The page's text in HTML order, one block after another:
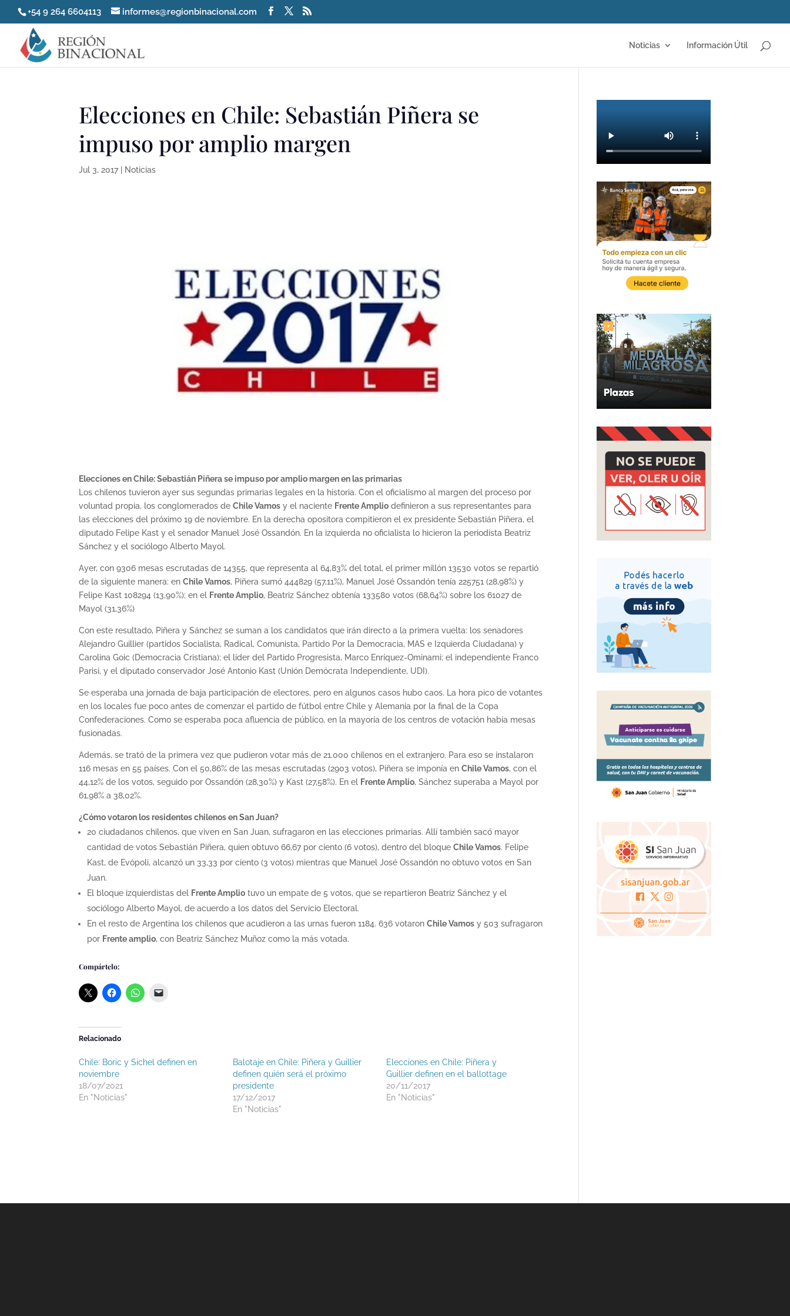
+54 9 264 6604113 informes@regionbinacional.com
Noticias Información Útil
Elecciones en Chile: Sebastián Piñera se
impuso por amplio margen
Jul 3, 2017| Noticias
Elecciones en Chile: Sebastián Piñera se impuso por amplio margen en las primarias
Los chilenos tuvieron ayer sus segundas primarias legales en la historia. Con el oficialismo al margen del proceso por
voluntad propia, los conglomerados deChile Vamos y el naciente Frente Amplio definieron a sus representantes para
las elecciones del próximo 19 de noviembre. En la derecha opositora compitieron el ex presidente Sebastián Piñera, el
diputado Felipe Kast y el senador Manuel José Ossandón. En la izquierda no oficialista lo hicieron la periodista Beatriz
Sánchez y el sociólogo Alberto Mayol.
Ayer, con 9306 mesas escrutadas de 14355, que representa al 64,83% del total, el primer millón 13530 votos se repartió
de la siguiente manera: enChile Vamos, Piñera sumó 444829 (57,11%), Manuel José Ossandón tenía 225751 (28,98%) y
Felipe Kast 108294 (13,90%); en el Frente Amplio, Beatriz Sánchez obtenía 133580 votos (68,64%) sobre los 61027 de
Mayol (31,36%)
Con este resultado, Piñera y Sánchez se suman a los candidatos que irán directo a la primera vuelta: los senadores
Alejandro Guillier (partidos Socialista, Radical, Comunista, Partido Por la Democracia, MAS e Izquierda Ciudadana) y
Carolina Goic (Democracia Cristiana); el líder del Partido Progresista, Marco Enríquez-Ominami; el independiente Franco
Parisi, y el diputado conservador José Antonio Kast (Unión Demócrata Independiente, UDI).
Se esperaba una jornada de baja participación de electores, pero en algunos casos hubo caos. La hora pico de votantes
en los locales fue poco antes de comenzar el partido de fútbol entre Chile y Alemania por la final de la Copa
Confederaciones. Como se esperaba poca afluencia de público, en la mayoría de los centros de votación había mesas
fusionadas.
Además, se trató de la primera vez que pudieron votar más de 21.000 chilenos en el extranjero. Para eso se instalaron
116 mesas en 55 países. Con el 50,86% de las mesas escrutadas (2903 votos), Piñera se imponía enChile Vamos, con el
44,12% de los votos, seguido por Ossandón (28,30%) y Kast (27,58%). En el Frente Amplio, Sánchez superaba a Mayol por
61,98% a 38,02%.
¿Cómo votaron los residentes chilenos en San Juan?
20 ciudadanos chilenos, que viven en San Juan, sufragaron en las elecciones primarias. Allí también sacó mayor
cantidad de votos Sebastián Piñera, quien obtuvo 66,67 por ciento (6 votos), dentro del bloqueChile Vamos. Felipe
Kast, de Evópoli, alcanzó un 33,33 por ciento (3 votos) mientras que Manuel José Ossandón no obtuvo votos en San
Juan.
El bloque izquierdistas del Frente Amplio tuvo un empate de 5 votos, que se repartieron Beatriz Sánchez y el
sociólogo Alberto Mayol, de acuerdo a los datos del Servicio Electoral.
En el resto de Argentina los chilenos que acudieron a las urnas fueron 1184. 636 votaronChile Vamos y 503 sufragaron
por Frente amplio, con Beatriz Sánchez Muñoz como la más votada.
Compártelo:
Relacionado
Chile: Boric y Sichel definen en
noviembre
18/07/2021
En "Noticias"
Balotaje en Chile: Piñera y Guillier
definen quién será el próximo
presidente
17/12/2017
En "Noticias"
Elecciones en Chile: Piñera y
Guillier definen en el ballottage
20/11/2017
En "Noticias"